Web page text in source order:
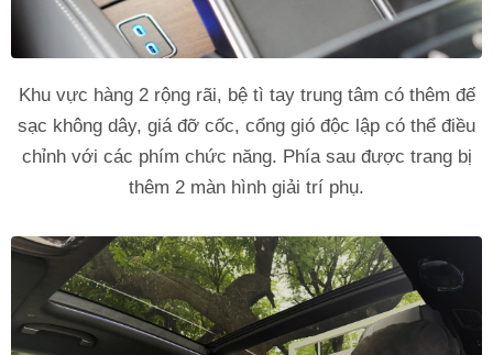
Khu vực hàng 2 rộng rãi, bệ tì tay trung tâm có thêm đế
sạc không dây, giá đỡ cốc, cổng gió độc lập có thể điều
chỉnh với các phím chức năng. Phía sau được trang bị
thêm 2 màn hình giải trí phụ.